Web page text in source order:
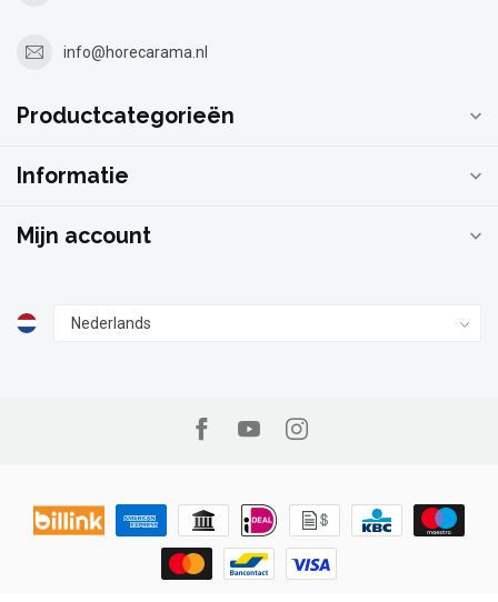
info@horecarama.nl
Productcategorieën
Informatie
Mijn account